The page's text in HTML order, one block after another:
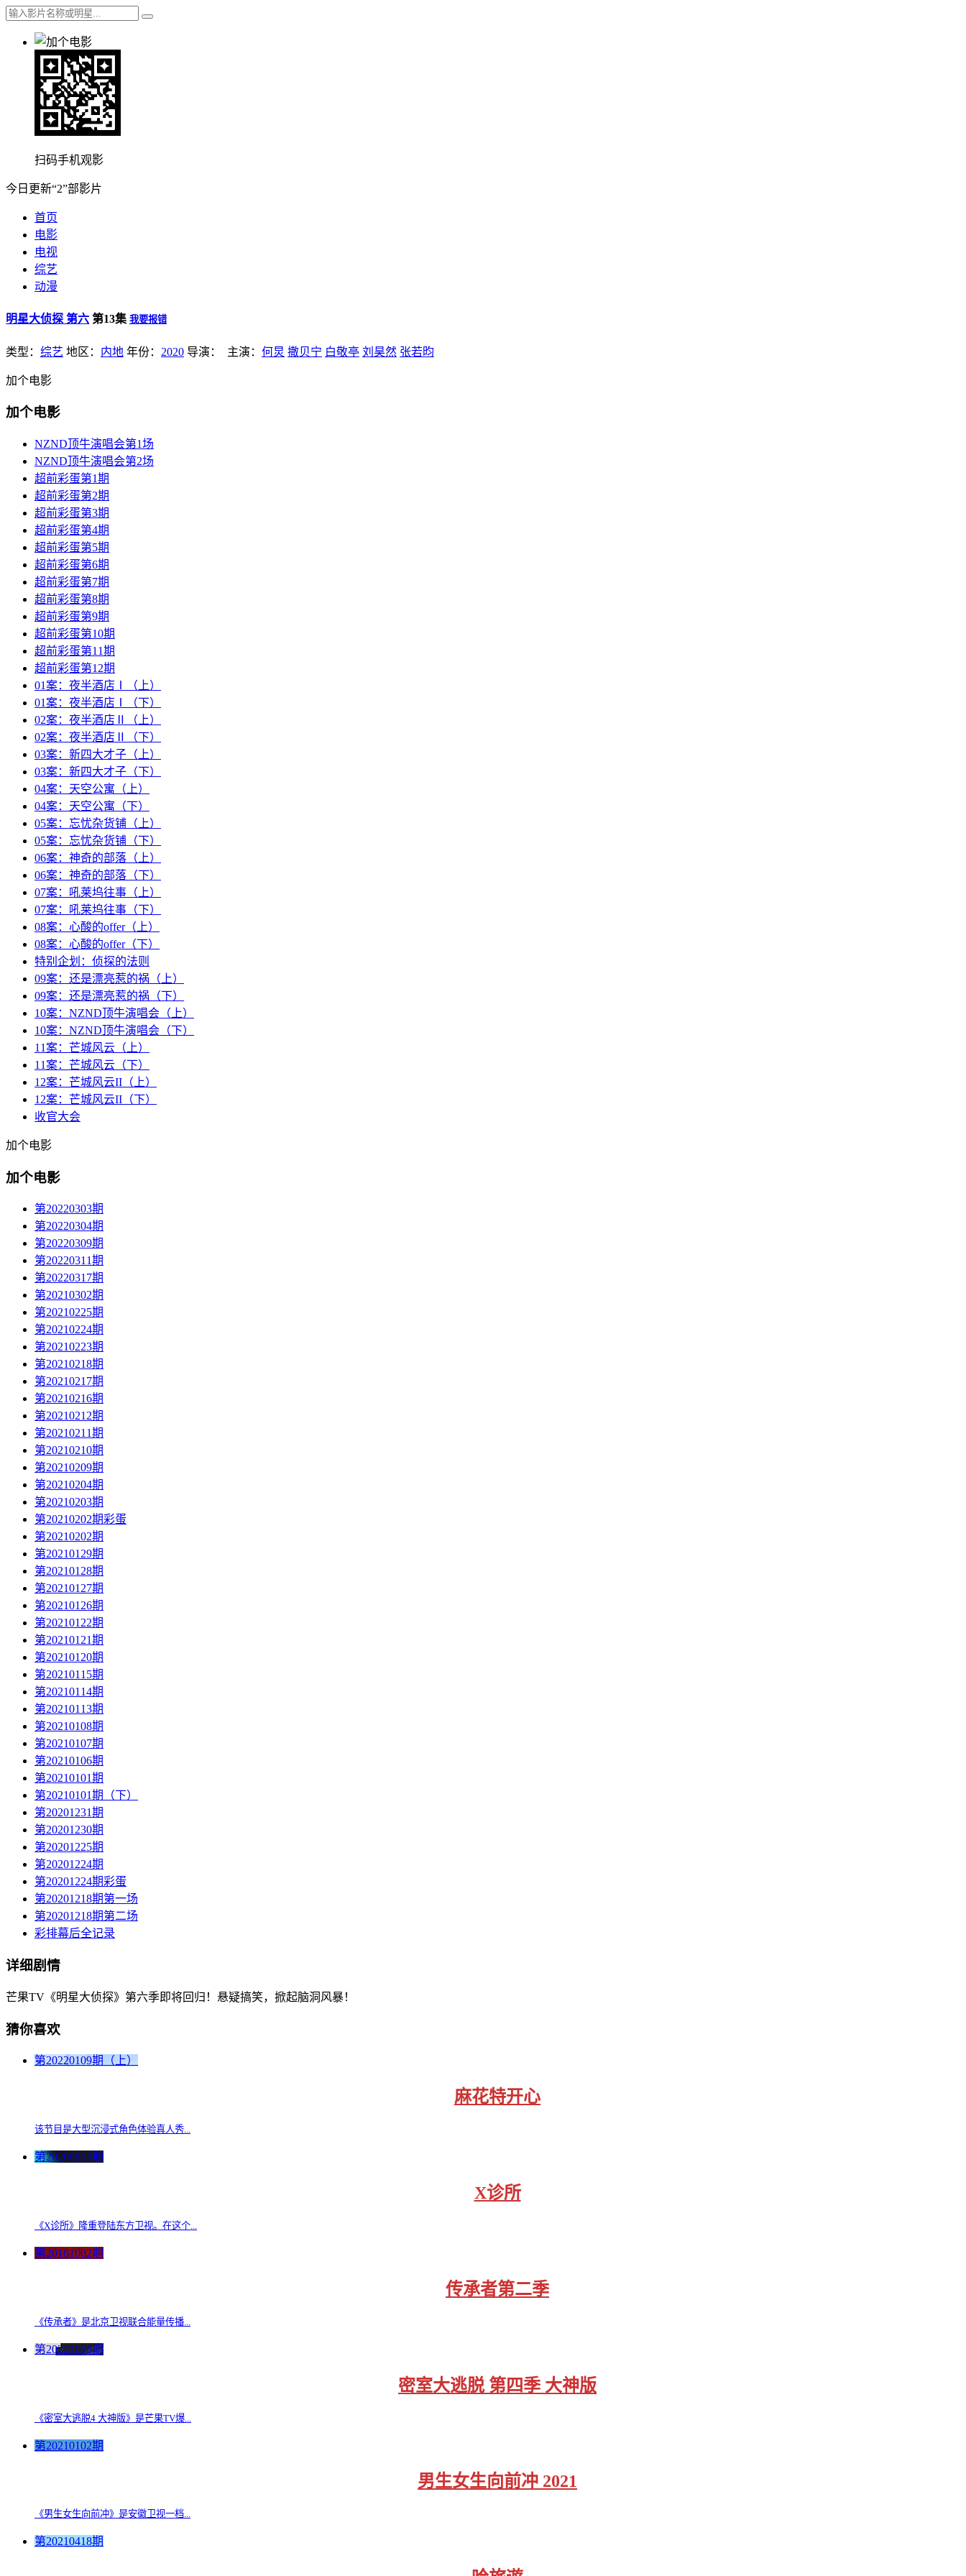
扫码手机观影
今日更新“2”部影片
首页
电影
电视
综艺
动漫
明星大侦探 第六 第13集 我要报错
类型： 综艺 地区： 内地 年份： 2020 导演： 主演： 何炅 撒贝宁 白敬亭 刘昊然 张若昀
加个电影
加个电影
NZND顶牛演唱会第1场
NZND顶牛演唱会第2场
超前彩蛋第1期
超前彩蛋第2期
超前彩蛋第3期
超前彩蛋第4期
超前彩蛋第5期
超前彩蛋第6期
超前彩蛋第7期
超前彩蛋第8期
超前彩蛋第9期
超前彩蛋第10期
超前彩蛋第11期
超前彩蛋第12期
01案：夜半酒店Ⅰ（上）
01案：夜半酒店Ⅰ（下）
02案：夜半酒店Ⅱ（上）
02案：夜半酒店Ⅱ（下）
03案：新四大才子（上）
03案：新四大才子（下）
04案：天空公寓（上）
04案：天空公寓（下）
05案：忘忧杂货铺（上）
05案：忘忧杂货铺（下）
06案：神奇的部落（上）
06案：神奇的部落（下）
07案：吼莱坞往事（上）
07案：吼莱坞往事（下）
08案：心酸的offer（上）
08案：心酸的offer（下）
特别企划：侦探的法则
09案：还是漂亮惹的祸（上）
09案：还是漂亮惹的祸（下）
10案：NZND顶牛演唱会（上）
10案：NZND顶牛演唱会（下）
11案：芒城风云（上）
11案：芒城风云（下）
12案：芒城风云II（上）
12案：芒城风云II（下）
收官大会
加个电影
加个电影
第20220303期
第20220304期
第20220309期
第20220311期
第20220317期
第20210302期
第20210225期
第20210224期
第20210223期
第20210218期
第20210217期
第20210216期
第20210212期
第20210211期
第20210210期
第20210209期
第20210204期
第20210203期
第20210202期彩蛋
第20210202期
第20210129期
第20210128期
第20210127期
第20210126期
第20210122期
第20210121期
第20210120期
第20210115期
第20210114期
第20210113期
第20210108期
第20210107期
第20210106期
第20210101期
第20210101期（下）
第20201231期
第20201230期
第20201225期
第20201224期
第20201224期彩蛋
第20201218期第一场
第20201218期第二场
彩排幕后全记录
详细剧情
芒果TV《明星大侦探》第六季即将回归！悬疑搞笑，掀起脑洞风暴！
猜你喜欢
第20220109期（上）
麻花特开心
该节目是大型沉浸式角色体验真人秀...
第20200803期
X诊所
《X诊所》隆重登陆东方卫视。在这个...
第20161002期
传承者第二季
《传承者》是北京卫视联合能量传播...
第20221006期
密室大逃脱 第四季 大神版
《密室大逃脱4 大神版》是芒果TV爆...
第20210102期
男生女生向前冲 2021
《男生女生向前冲》是安徽卫视一档...
第20210418期